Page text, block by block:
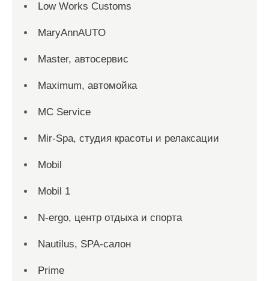
Low Works Customs
MaryAnnAUTO
Master, автосервис
Maximum, автомойка
MC Service
Mir-Spa, студия красоты и релаксации
Mobil
Mobil 1
N-ergo, центр отдыха и спорта
Nautilus, SPA-салон
Prime